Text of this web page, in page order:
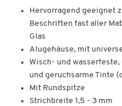
Hervorragend geeignet
Beschriften fast aller
Glas
Alugehäuse, mit
Wisch- und
und geruchsarme Tinte
Mit Rundspitze
Strichbreite 1,5 - 3 mm